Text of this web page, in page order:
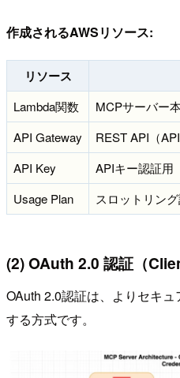
作成されるAWSリソース:
リソース
Lambda関数
MCPサーバー
API Gateway
REST API（
API Key
APIキー認証用
Usage Plan
スロットリン
(2) OAuth 2.0 認証（
OAuth 2.0認証は、よりセキ
する方式です。